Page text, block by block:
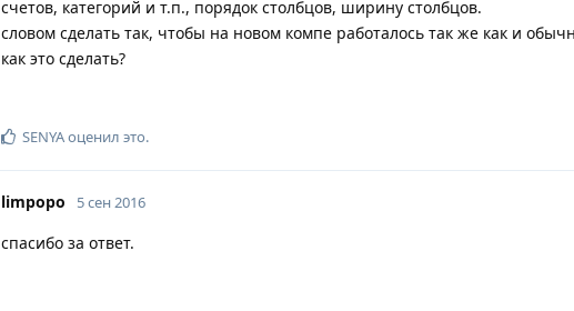
счетов, категорий и т.п., порядок столбцов, ширину столбцов.
словом сделать так, чтобы на новом компе работалось так же как и
как это сделать?
SENYAоценил это.
limpopo 5 сен 2016
спасибо за ответ.